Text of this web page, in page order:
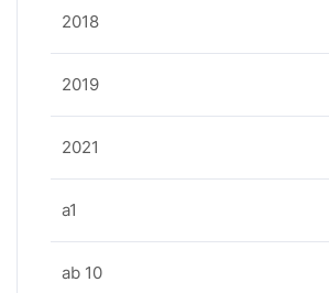
2018
2019
2021
a1
ab 10